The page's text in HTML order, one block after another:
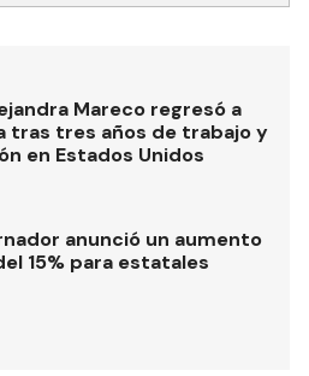
Mareco regresó a
tras tres años de trabajo y
en Estados Unidos
anunció un aumento
15% para estatales